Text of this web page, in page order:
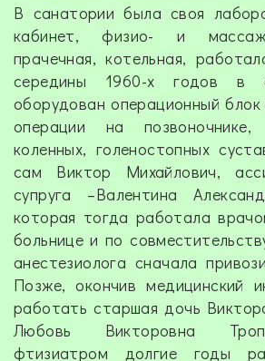
В санатории была своя
кабинет, физио- и
прачечная, котельная,
середины 1960-х годов в
оборудован операционный
операции на позвоночнике,
коленных, голеностопных
сам Виктор Михайлович,
супруга –Валентина
которая тогда работала
больнице и по
анестезиолога сначала
Позже, окончив медицинский
работать старшая дочь
Любовь Викторовна
фтизиатром долгие годы